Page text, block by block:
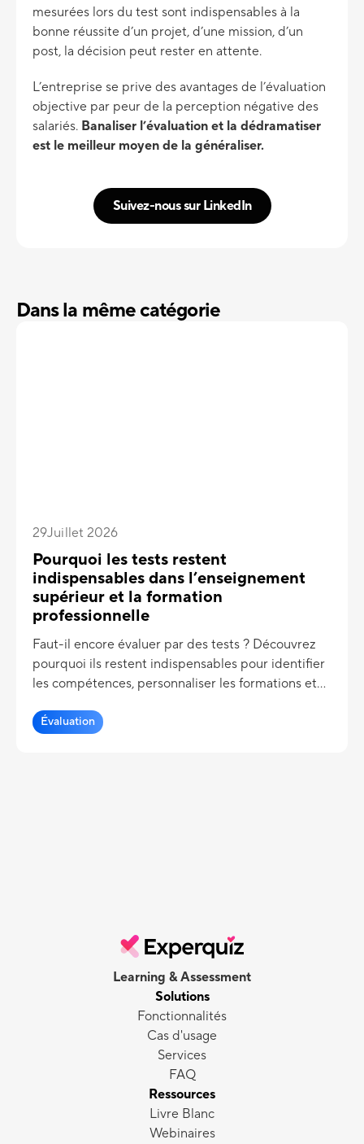
mesurées lors du test sont indispensables à la
bonne réussite d’un projet, d’une mission, d’un
post, la décision peut rester en attente.
L’entreprise se prive des avantages de l’évaluation
objective par peur de la perception négative des
salariés. Banaliser l’évaluation et la dédramatiser
est le meilleur moyen de la généraliser.
Suivez-nous sur LinkedIn
Dans la même catégorie
29Juillet 2026
Pourquoi les tests restent
indispensables dans l’enseignement
supérieur et la formation
professionnelle
Faut-il encore évaluer par des tests ? Découvrez
pourquoi ils restent indispensables pour identifier
les compétences, personnaliser les formations et
Évaluation
Learning & Assessment
Solutions
Fonctionnalités
Cas d'usage
Services
FAQ
Ressources
Livre Blanc
Webinaires